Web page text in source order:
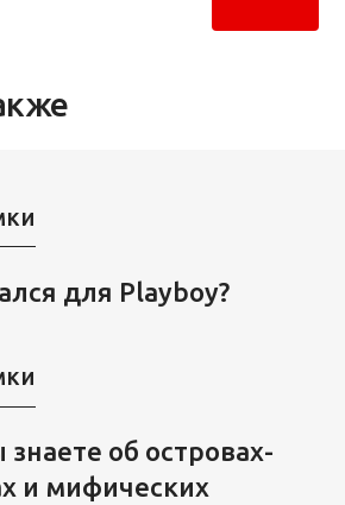
для Playboy?
знаете об островах-
и мифических